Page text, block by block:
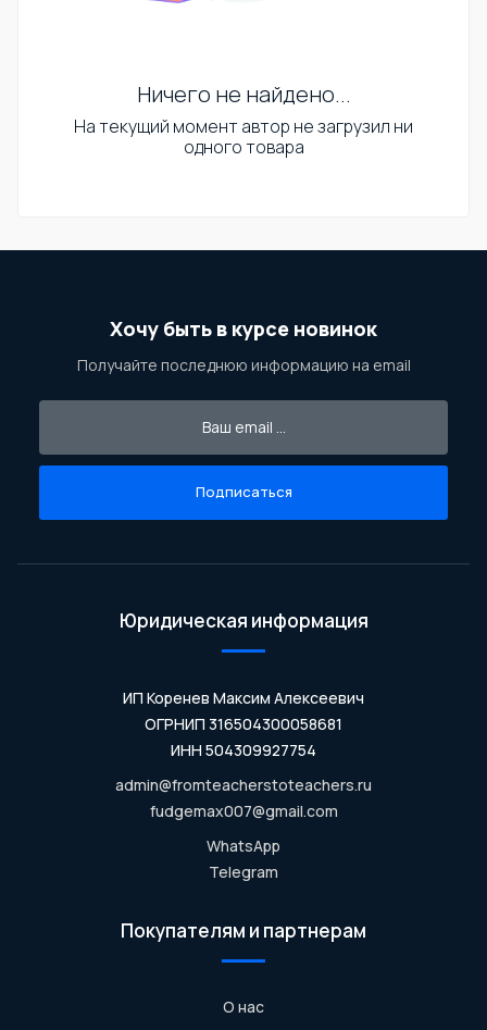
Ничего не найдено...
На текущий момент автор не загрузил ни
одного товара
Хочу быть в курсе новинок
Получайте последнюю информацию на email
Подписаться
Юридическая информация
ИП Коренев Максим Алексеевич
ОГРНИП 316504300058681
ИНН 504309927754
admin@fromteacherstoteachers.ru
fudgemax007@gmail.com
WhatsApp
Telegram
Покупателям и партнерам
О нас